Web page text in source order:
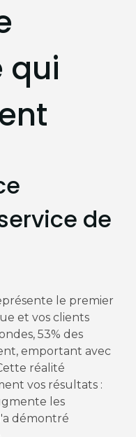
qui
de
le premier
et vos clients
53% des
emportant avec
réalité
vos résultats :
les
démontré